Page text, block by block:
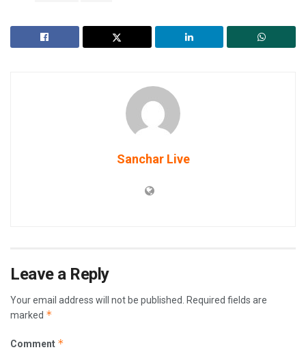
Sanchar Live
Leave a Reply
Your email address will not be published. Required fields are
marked *
Comment *